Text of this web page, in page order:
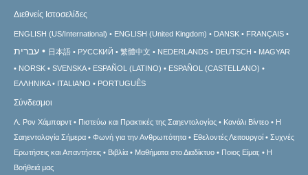
Διεθνείς Ιστοσελίδες
ENGLISH (US/International) ENGLISH (United Kingdom) DANSK FRANÇAIS
עברית 日本語 РУССКИЙ 繁體中文 NEDERLANDS DEUTSCH
MAGYAR
NORSK
SVENSKA ESPAÑOL (LATINO)
ESPAÑOL (CASTELLANO)
ΕΛΛΗΝΙΚA
ITALIANO PORTUGUÊS
Σύνδεσμοι
Λ. Ρον Χάμπαρντ Πιστεύω και Πρακτικές της Σαηεντολογίας Κανάλι Βίντεο
Η
Σαηεντολογία Σήμερα
Φωνή για την Ανθρωπότητα Εθελοντές Λειτουργοί
Συχνές
Ερωτήσεις και Απαντήσεις
Βιβλία Μαθήματα στο Διαδίκτυο Ποιος Είμαι;
Η
Βοήθειά μας